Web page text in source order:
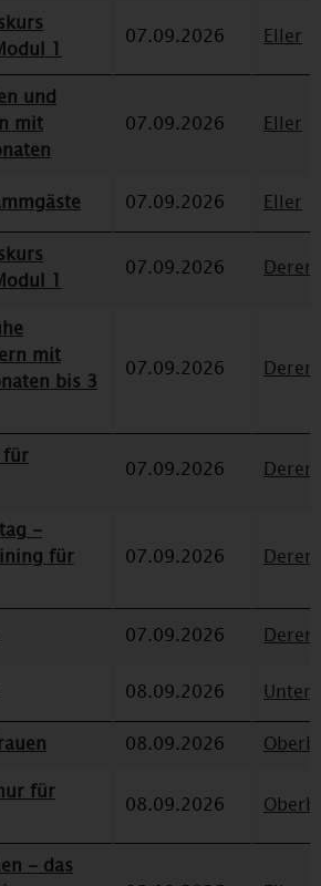
1
07.09.2026 Eller
und
mit
07.09.2026 Eller
07.09.2026
Eller
1
07.09.2026
mit
bis 3
07.09.2026
für
07.09.2026
-
für
07.09.2026
07.09.2026
08.09.2026
08.09.2026
für
08.09.2026
- das